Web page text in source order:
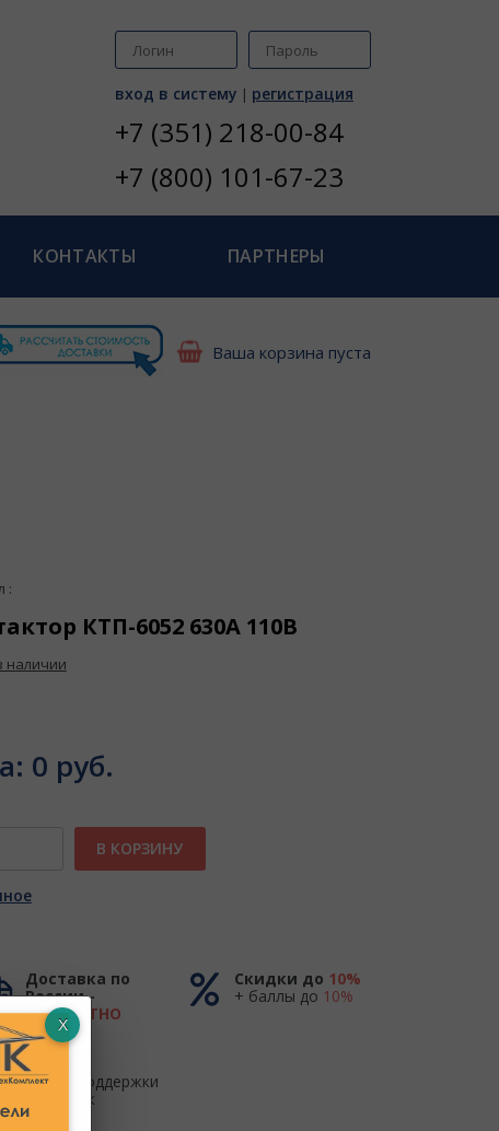
вход в систему | регистрация
+7 (351) 218-00-84
+7 (800) 101-67-23
КОНТАКТЫ ПАРТНЕРЫ
Ваша корзина пуста
:
КТП-6052 630А 110В
наличии
0 руб.
В КОРЗИНУ
Доставка по
России -
БЕСПЛАТНО
до ТК
Скидки до 10%
+ баллы до 10%
Центр поддержки
и продаж